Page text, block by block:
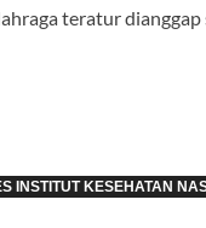
teratur dianggap
INSTITUT KESEHATAN